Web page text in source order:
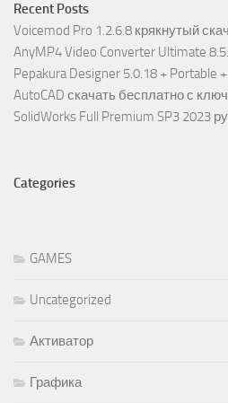
Recent Posts
Voicemod Pro 1.2.6.8 крякнутый
AnyMP4 Video Converter Ultimate
Pepakura Designer 5.0.18 + Portable
AutoCAD скачать бесплатно с
SolidWorks Full Premium SP3 2023
Categories
GAMES
Uncategorized
Активатор
Графика